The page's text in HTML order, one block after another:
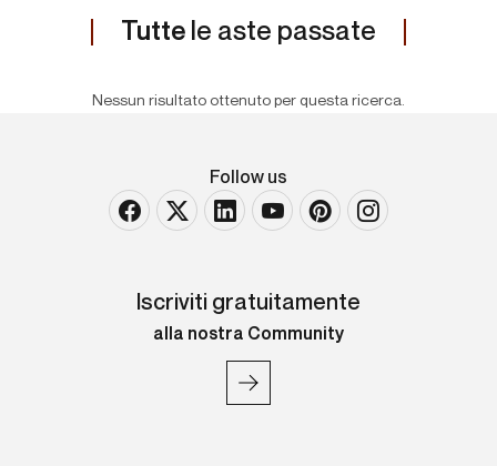
Tutte le aste passate
Nessun risultato ottenuto per questa ricerca.
Follow us
Iscriviti gratuitamente
alla nostra Community